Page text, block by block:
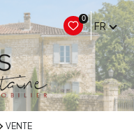
0
FR
VENTE